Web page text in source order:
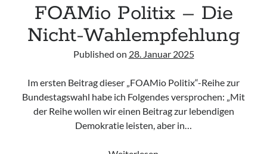
FOAMio Politix – Die
Nicht-Wahlempfehlung
Published on 28. Januar 2025
Im ersten Beitrag dieser „FOAMio Politix“-Reihe zur
Bundestagswahl habe ich Folgendes versprochen: „Mit
der Reihe wollen wir einen Beitrag zur lebendigen
Demokratie leisten, aber in…